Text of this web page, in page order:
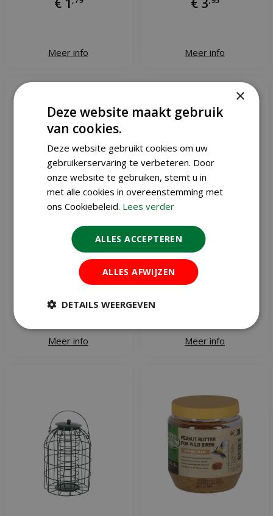
Meer info Meer info
Selectieve notensilo
Meer info
Gevulde kokosnoot
Meer info
×
Deze website maakt gebruik
van cookies.
Deze website gebruikt cookies om uw
gebruikerservaring te verbeteren. Door
onze website te gebruiken, stemt u in
met alle cookies in overeenstemming met
ons Cookiebeleid. Lees verder
ALLES ACCEPTEREN
ALLES AFWIJZEN
DETAILS WEERGEVEN